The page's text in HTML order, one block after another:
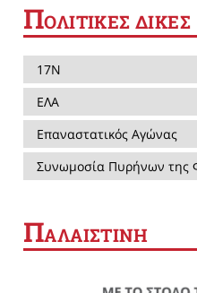
ΠΟΛΙΤΙΚΕΣ ΔΙΚΕΣ
17Ν
ΕΛΑ
Επαναστατικός Αγώνας
Συνωμοσία Πυρήνων της
ΠΑΛΑΙΣΤΙΝΗ